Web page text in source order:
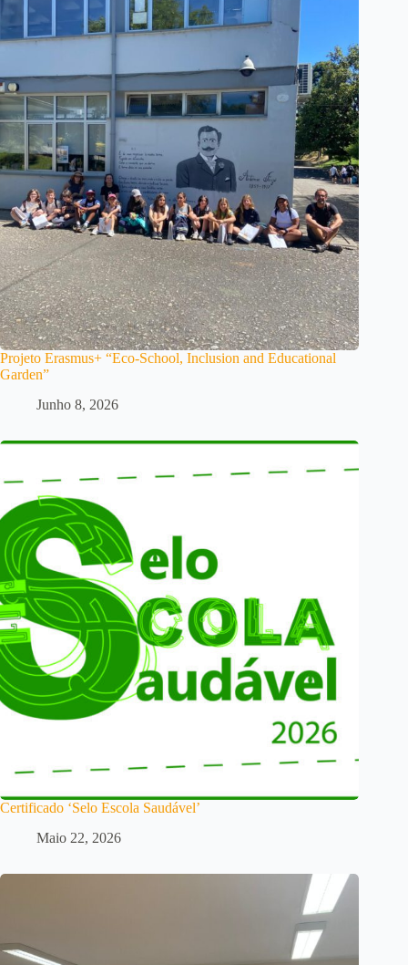
Projeto Erasmus+ “Eco-School, Inclusion and Educational
Garden”
Junho 8, 2026
Certificado ‘Selo Escola Saudável’
Maio 22, 2026